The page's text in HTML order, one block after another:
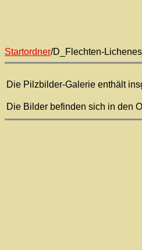
Startordner/D_Flechten-
Die Pilzbilder-Galerie enthält
Die Bilder befinden sich in den